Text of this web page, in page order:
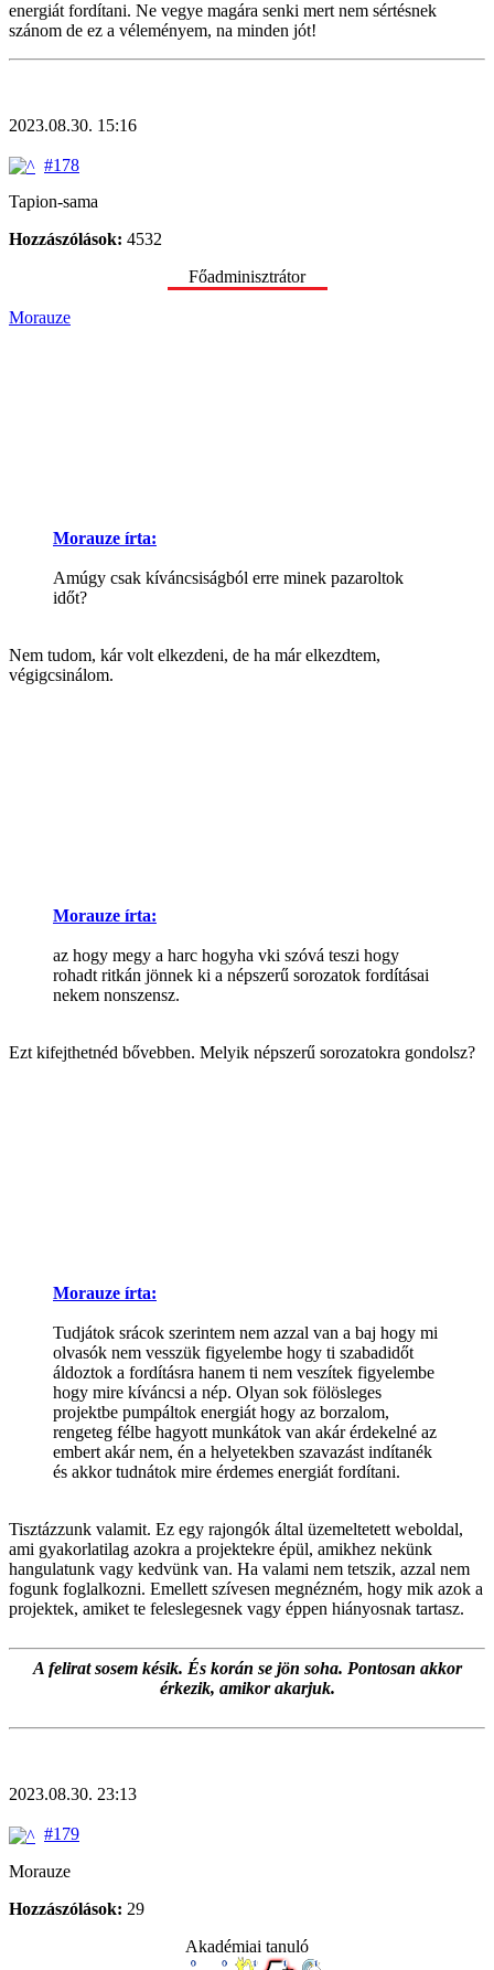
energiát fordítani. Ne vegye magára senki mert nem sértésnek
szánom de ez a véleményem, na minden jót!
2023.08.30. 15:16
#178
Tapion-sama
Hozzászólások: 4532
Főadminisztrátor
Morauze
Morauze írta:
Amúgy csak kíváncsiságból erre minek pazaroltok
időt?
Nem tudom, kár volt elkezdeni, de ha már elkezdtem,
végigcsinálom.
Morauze írta:
az hogy megy a harc hogyha vki szóvá teszi hogy
rohadt ritkán jönnek ki a népszerű sorozatok fordításai
nekem nonszensz.
Ezt kifejthetnéd bővebben. Melyik népszerű sorozatokra gondolsz?
Morauze írta:
Tudjátok srácok szerintem nem azzal van a baj hogy mi
olvasók nem vesszük figyelembe hogy ti szabadidőt
áldoztok a fordításra hanem ti nem veszítek figyelembe
hogy mire kíváncsi a nép. Olyan sok fölösleges
projektbe pumpáltok energiát hogy az borzalom,
rengeteg félbe hagyott munkátok van akár érdekelné az
embert akár nem, én a helyetekben szavazást indítanék
és akkor tudnátok mire érdemes energiát fordítani.
Tisztázzunk valamit. Ez egy rajongók által üzemeltetett weboldal,
ami gyakorlatilag azokra a projektekre épül, amikhez nekünk
hangulatunk vagy kedvünk van. Ha valami nem tetszik, azzal nem
fogunk foglalkozni. Emellett szívesen megnézném, hogy mik azok a
projektek, amiket te feleslegesnek vagy éppen hiányosnak tartasz.
A felirat sosem késik. És korán se jön soha. Pontosan akkor
érkezik, amikor akarjuk.
2023.08.30. 23:13
#179
Morauze
Hozzászólások: 29
Akadémiai tanuló